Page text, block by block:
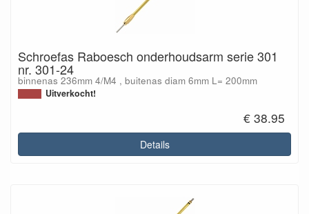
Schroefas Raboesch onderhoudsarm serie 301
nr. 301-24
binnenas 236mm 4/M4 , buitenas diam 6mm L= 200mm
Uitverkocht!
€ 38.95
Details